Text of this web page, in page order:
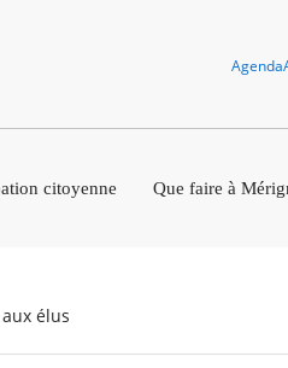
Agenda
citoyenne Que faire à
aux élus